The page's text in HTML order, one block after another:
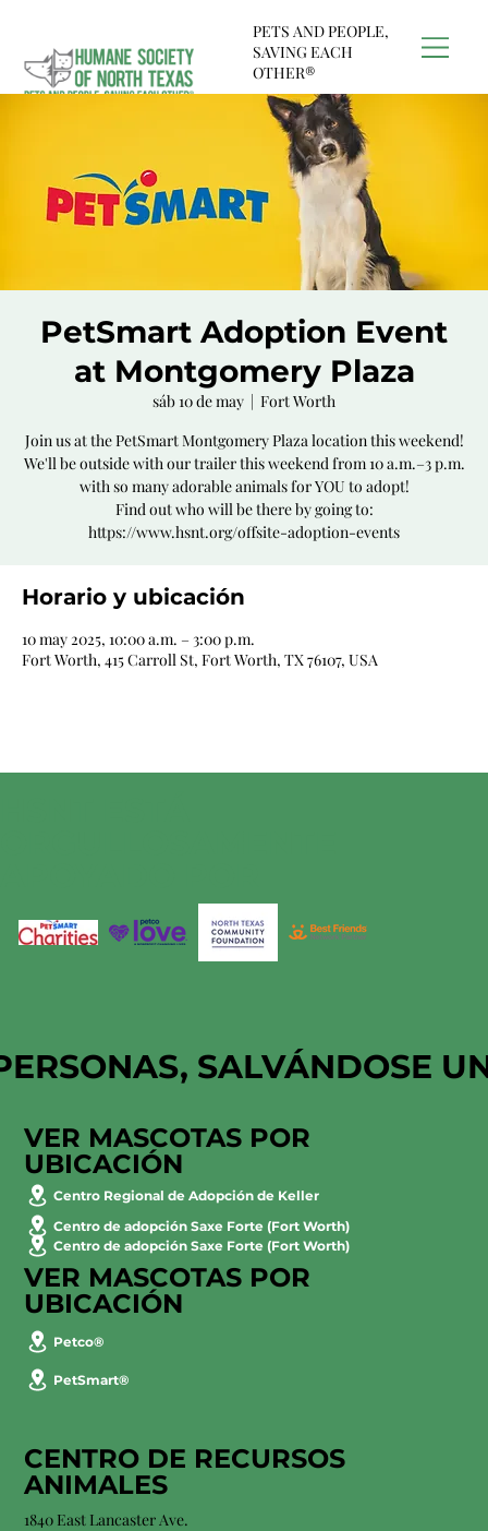
PETS AND PEOPLE,
SAVING EACH
OTHER®
PetSmart Adoption Event
at Montgomery Plaza
sáb 10 de may
  |
Fort Worth
Join us at the PetSmart Montgomery Plaza location this weekend!
We'll be outside with our trailer this weekend from 10 a.m.–3 p.m.
with so many adorable animals for YOU to adopt!
Find out who will be there by going to:
https://www.hsnt.org/offsite-adoption-events
Horario y ubicación
10 may 2025, 10:00 a.m. – 3:00 p.m.
Fort Worth, 415 Carroll St, Fort Worth, TX 76107, USA
SALVÁNDOSE
VER MASCOTAS POR
UBICACIÓN
Centro Regional de Adopción de Keller
Centro de adopción Saxe Forte (Fort Worth)
Centro de adopción Saxe Forte (Fort Worth)
VER MASCOTAS POR
UBICACIÓN
Petco®
PetSmart®
CENTRO DE RECURSOS
ANIMALES
1840 East Lancaster Ave.